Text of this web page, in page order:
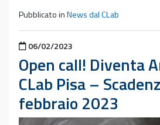
Pubblicato inNews dal CLab
Pubblicato il
06/02/2023
Open call! Diventa
CLab Pisa –
febbraio 2023